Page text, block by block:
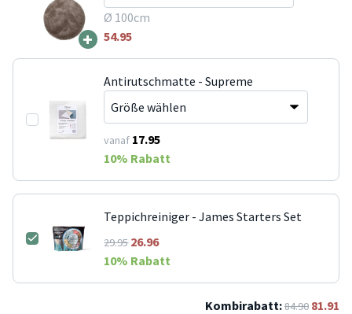
+
Ø 100cm
54.95
Antirutschmatte - Supreme
vanaf 17.95
10% Rabatt
Teppichreiniger - James Starters Set
29.9526.96
10% Rabatt
Kombirabatt:84.90 81.91